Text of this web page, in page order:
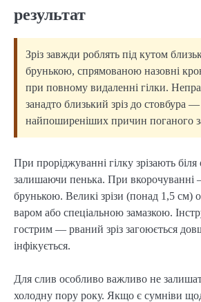
результат
Зріз завжди роблять під кутом
брунькою, спрямованою назовні
при повному видаленні гілки.
занадто близький зріз до стовбура
найпоширеніших причин поганого
При проріджуванні гілку зрізають
залишаючи пенька. При
брунькою. Великі зрізи (понад 1,5 см)
варом або спеціальною замазкою.
гострим — рваний зріз загоюється
інфікується.
Для слив особливо важливо не
холодну пору року. Якщо є сумніви